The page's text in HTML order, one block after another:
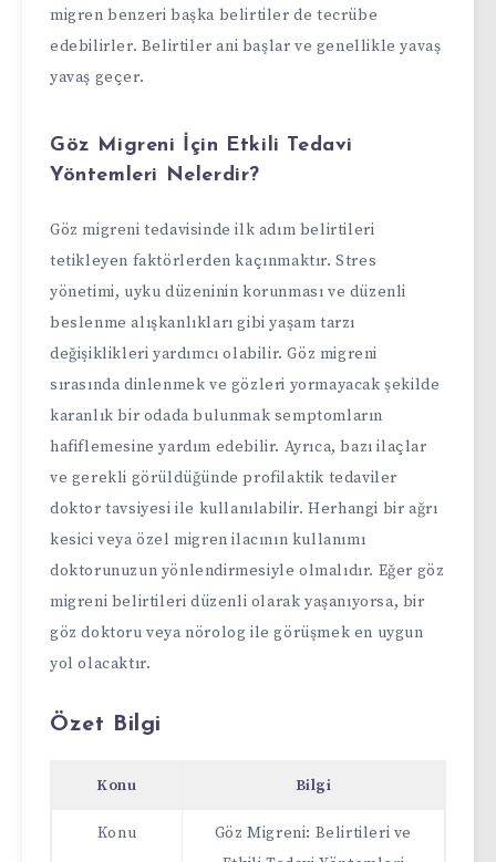
migren benzeri başka belirtiler de tecrübe
edebilirler. Belirtiler ani başlar ve genellikle yavaş
yavaş geçer.
Göz Migreni İçin Etkili Tedavi
Yöntemleri Nelerdir?
Göz migreni tedavisinde ilk adım belirtileri
tetikleyen faktörlerden kaçınmaktır. Stres
yönetimi, uyku düzeninin korunması ve düzenli
beslenme alışkanlıkları gibi yaşam tarzı
değişiklikleri yardımcı olabilir. Göz migreni
sırasında dinlenmek ve gözleri yormayacak şekilde
karanlık bir odada bulunmak semptomların
hafiflemesine yardım edebilir. Ayrıca, bazı ilaçlar
ve gerekli görüldüğünde profilaktik tedaviler
doktor tavsiyesi ile kullanılabilir. Herhangi bir ağrı
kesici veya özel migren ilacının kullanımı
doktorunuzun yönlendirmesiyle olmalıdır. Eğer göz
migreni belirtileri düzenli olarak yaşanıyorsa, bir
göz doktoru veya nörolog ile görüşmek en uygun
yol olacaktır.
Özet Bilgi
Konu Bilgi
Konu
Göz Migreni: Belirtileri ve